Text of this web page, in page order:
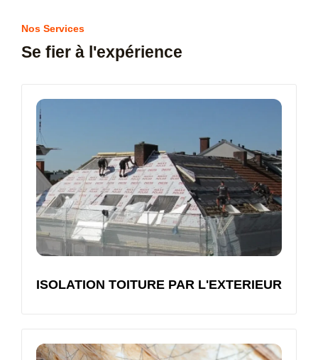
Nos Services
Se fier à l'expérience
ISOLATION TOITURE PAR L'EXTERIEUR